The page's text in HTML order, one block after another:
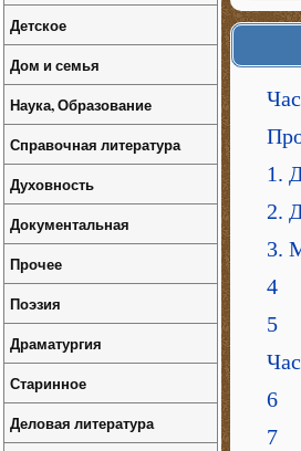
1.
2.
3.
4
5
6
7
Детское
Дом и семья
Наука, Образование
Справочная литература
Духовность
Документальная
Прочее
Поэзия
Драматургия
Старинное
Деловая литература